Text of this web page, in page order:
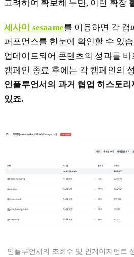
고려하여 확보해 두면, 이런 확장
세사미 sesaame를 이용하면 각 캠
퍼포먼스를 한눈에 확인할 수 있
업데이트되어 콘텐츠의 성과를
캠페인 종료 후에는 각 캠페인의
인플루언서의 과거 협업 히스토
있죠.
인플루언서의 조회수 및 인게이지먼트